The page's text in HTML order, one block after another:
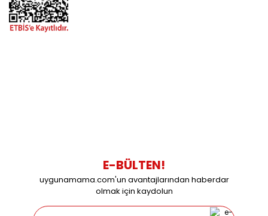
E-BÜLTEN!
uygunamama.com'un avantajlarından haberdar
olmak için kaydolun